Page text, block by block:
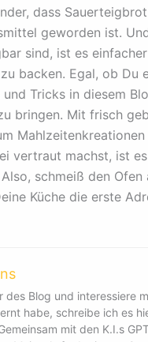
dass
geworden ist.
sind, ist es
backen. Egal, ob Du
Tricks in diesem
bringen. Mit frisch
vertraut machst, ist
schmeiß den Ofen
Küche die erste
des Blog und interessiere
habe, schreibe ich es
mit den K.I.s